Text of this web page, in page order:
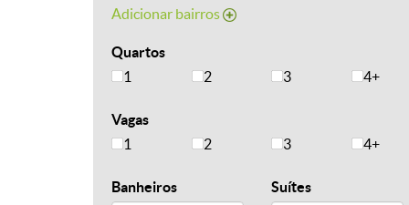
Adicionar bairros
Quartos
1
2 3 4+
Vagas
1
2 3 4+
Banheiros Suítes